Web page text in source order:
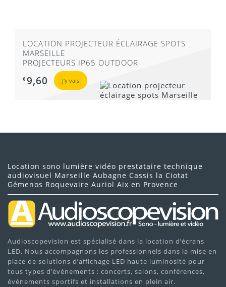
LOCATION PROJECTEUR ÉCLAIRAGE SPOTS
MARSEILLE
PROJECTEURS IP65 OUTDOOR
€ 9,60 J'y vais
Location sono lumière vidéo prestataire technique
audiovisuel Marseille Aubagne Cassis la Ciotat
Gémenos Roquevaire Auriol Aix en Provence
Audioscopevision est spécialisé dans la location d’écrans
LED. Nous accompagnons les professionnels dans la mise en
place de solutions d’affichage LED haute luminosité pour
tous types d’événements : concerts, salons, conférences,
événements sportifs et installations en plein air.